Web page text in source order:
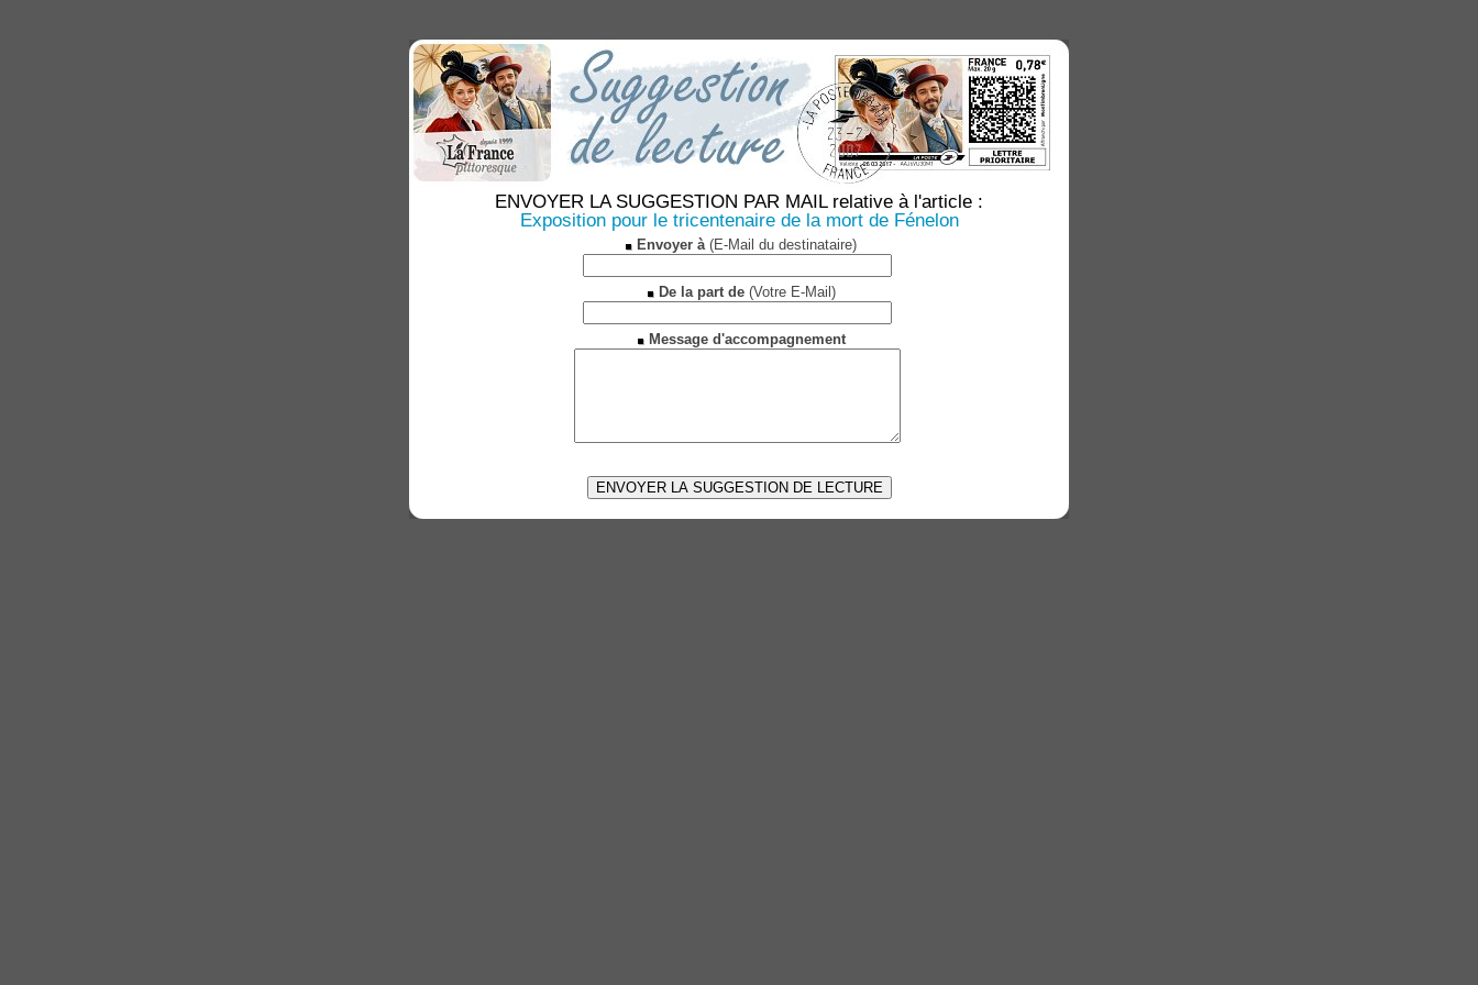
ENVOYER LA SUGGESTION PAR MAIL relative à l'article :
Exposition pour le tricentenaire de la mort de Fénelon
Envoyer à(E-Mail du destinataire)
De la part de(Votre E-Mail)
Message d'accompagnement